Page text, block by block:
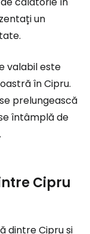
un
valabil este
în Cipru.
prelungească
întâmplă de
Cipru
dintre Cipru și